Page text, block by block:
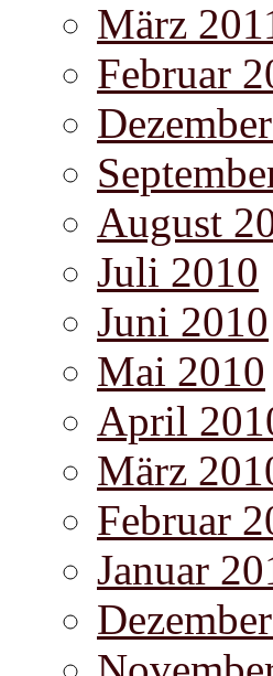
März
Februar
August
Juli 2010
Juni 2010
Mai 2010
April
März
Februar
Januar